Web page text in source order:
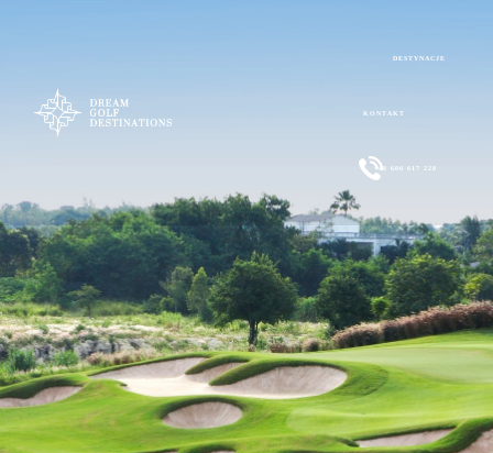
DESTYNACJE
KONTAKT
+48 606 617 228